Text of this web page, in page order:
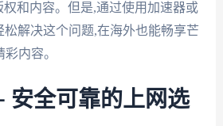
和内容。但是,通过使用加速器或
解决这个问题,在海外也能畅享芒
内容。
安全可靠的上网选